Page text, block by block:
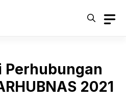
Perhubungan
2021